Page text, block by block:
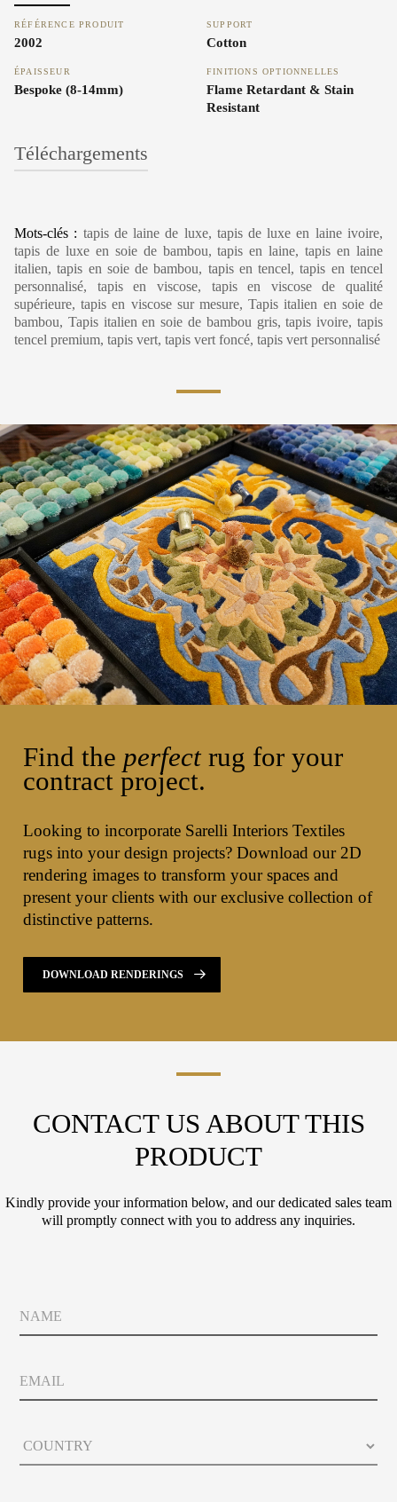
RÉFÉRENCE PRODUIT
2002
SUPPORT
Cotton
ÉPAISSEUR
Bespoke (8-14mm)
FINITIONS OPTIONNELLES
Flame Retardant & Stain
Resistant
Téléchargements
Mots-clés : tapis de laine de luxe, tapis de luxe en laine ivoire,
tapis de luxe en soie de bambou, tapis en laine, tapis en laine
italien, tapis en soie de bambou, tapis en tencel, tapis en tencel
personnalisé, tapis en viscose, tapis en viscose de qualité
supérieure, tapis en viscose sur mesure, Tapis italien en soie de
bambou, Tapis italien en soie de bambou gris, tapis ivoire, tapis
tencel premium, tapis vert, tapis vert foncé, tapis vert personnalisé
Find the perfectrug for your
contract project.
Looking to incorporate Sarelli Interiors Textiles
rugs into your design projects? Download our 2D
rendering images to transform your spaces and
present your clients with our exclusive collection of
distinctive patterns.
DOWNLOAD RENDERINGS
CONTACT US ABOUT THIS
PRODUCT
Kindly provide your information below, and our dedicated sales team
will promptly connect with you to address any inquiries.
a
m
m
a
o
u